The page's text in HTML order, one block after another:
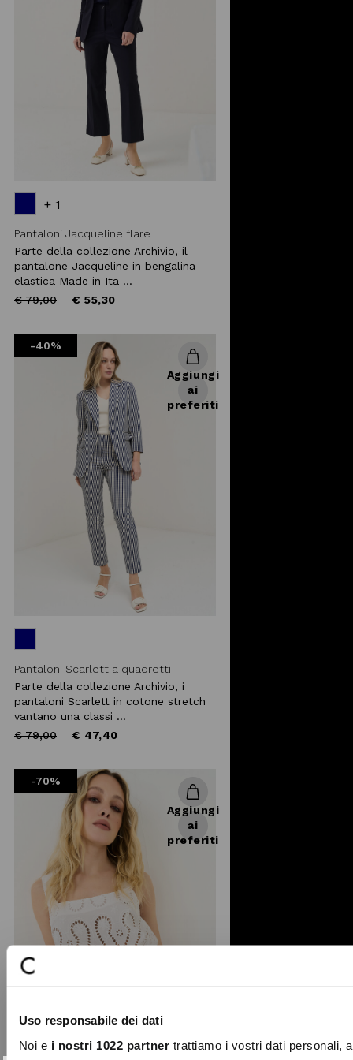
Uso responsabile dei dati
Noi e i nostri 1022 partnertrattiamo i vostri dati personali,
+ 1
Pantaloni Jacqueline flare
Parte della collezione Archivio, il
pantalone Jacqueline in bengalina
elastica Made in Ita ...
Price
€ 79,00to € 55,30
-40%
Aggiungi
ai
preferiti
Pantaloni Scarlett a quadretti
Parte della collezione Archivio, i
pantaloni Scarlett in cotone stretch
vantano una classi ...
Price
€ 79,00to € 47,40
-70%
Aggiungi
ai
preferiti